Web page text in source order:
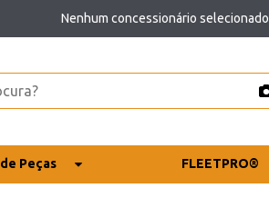
Nenhum concessionário selecionado
Peças FLEETPRO®